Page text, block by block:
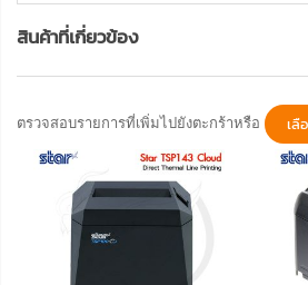
สินค้าที่เกี่ยวข้อง
ตรวจสอบรายการที่เพิ่มไปยังตะกร้าหรือ เลื